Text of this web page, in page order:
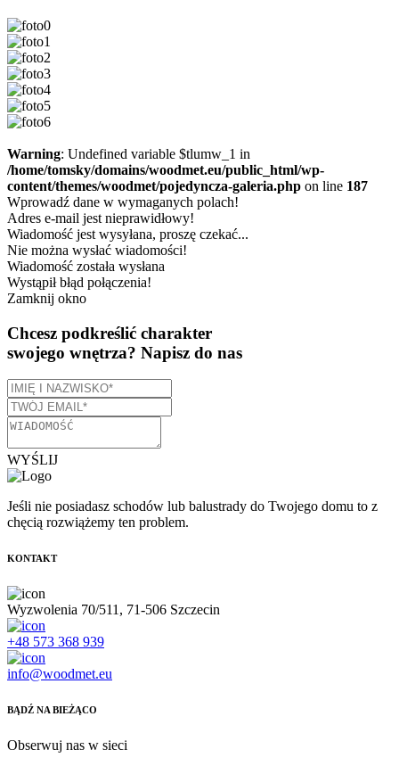
Warning: Undefined variable $tlumw_1 in
/home/tomsky/domains/woodmet.eu/public_html/wp-
content/themes/woodmet/pojedyncza-galeria.php on line 187
Wprowadź dane w wymaganych polach!
Adres e-mail jest nieprawidłowy!
Wiadomość jest wysyłana, proszę czekać...
Nie można wysłać wiadomości!
Wiadomość została wysłana
Wystąpił błąd połączenia!
Zamknij okno
Chcesz podkreślić charakter
swojego wnętrza? Napisz do nas
WYŚLIJ
Jeśli nie posiadasz schodów lub balustrady do Twojego domu to z
chęcią rozwiążemy ten problem.
KONTAKT
Wyzwolenia 70/511, 71-506 Szczecin
+48 573 368 939
info@woodmet.eu
BĄDŹ NA BIEŻĄCO
Obserwuj nas w sieci